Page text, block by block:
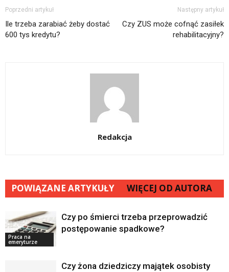
Poprzedni artykuł
Ile trzeba zarabiać żeby dostać
600 tys kredytu?
Następny artykuł
Czy ZUS może cofnąć zasiłek
rehabilitacyjny?
Redakcja
POWIĄZANE ARTYKUŁY WIĘCEJ OD AUTORA
Praca na
emeryturze
Czy po śmierci trzeba przeprowadzić
postępowanie spadkowe?
Czy żona dziedziczy majątek osobisty